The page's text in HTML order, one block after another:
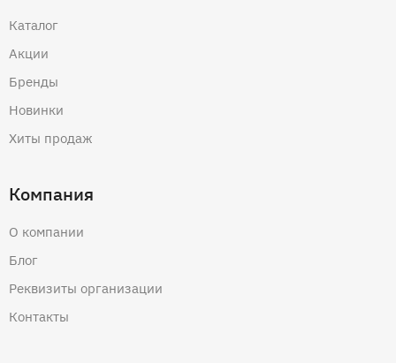
Каталог
Акции
Бренды
Новинки
Хиты продаж
Компания
О компании
Блог
Реквизиты организации
Контакты